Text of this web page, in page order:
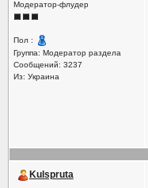
Модератор-флудер
Пол :
Группа: Модератор раздела
Сообщений: 3237
Из: Украина
Kulspruta